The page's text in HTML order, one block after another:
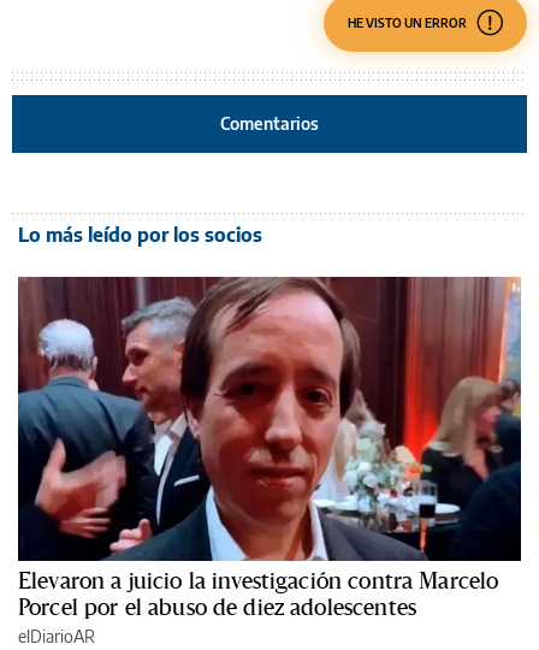
HE VISTO UN ERROR
Comentarios
Lo más leído por los socios
Elevaron a juicio la investigación contra Marcelo
Porcel por el abuso de diez adolescentes
elDiarioAR